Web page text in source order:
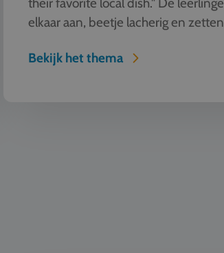
their favorite local dish." De
elkaar aan, beetje lacherig en
Bekijk het thema